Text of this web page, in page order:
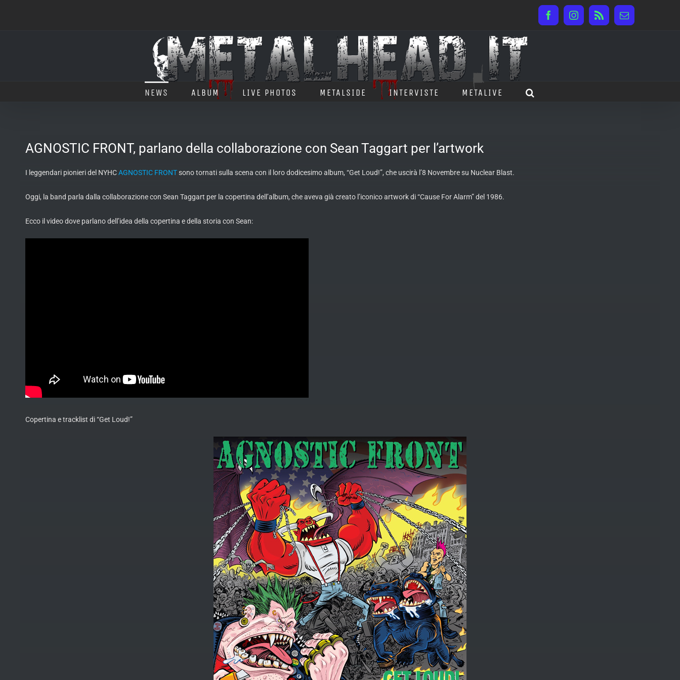
FacebookInstagram
Rss Email
NEWS ALBUM LIVE PHOTOS METALSIDE INTERVISTE METALIVE
AGNOSTIC FRONT, parlano della collaborazione con Sean Taggart per l’artwork
I leggendari pionieri del NYHCAGNOSTIC FRONT sono tornati sulla scena con il loro dodicesimo album, “Get Loud!”, che uscirà l’8 Novembre su Nuclear Blast.
Oggi, la band parla dalla collaborazione con Sean Taggart per la copertina dell’album, che aveva già creato l’iconico artwork di “Cause For Alarm” del 1986.
Ecco il video dove parlano dell’idea della copertina e della storia con Sean:
Copertina e tracklist di “Get Loud!”